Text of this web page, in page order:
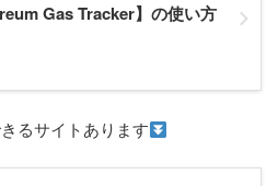
Gas Tracker】の使い方
るサイトあります